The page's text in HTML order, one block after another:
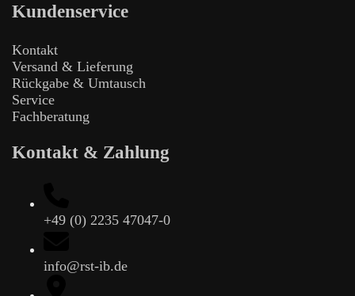
Kundenservice
Kontakt
Versand & Lieferung
Rückgabe & Umtausch
Service
Fachberatung
Kontakt & Zahlung
+49 (0) 2235 47047-0
info@rst-ib.de